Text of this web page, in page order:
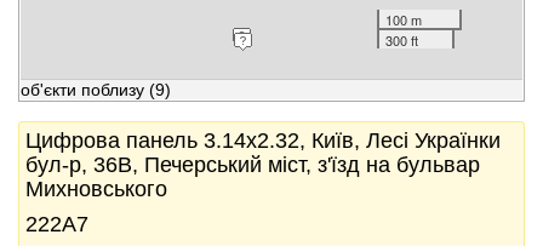
100 m
300 ft
об'єкти поблизу (9)
Цифрова панель 3.14x2.32, Київ, Лесі Українки
бул-р, 36В, Печерський міст, з'їзд на бульвар
Михновського
222А7